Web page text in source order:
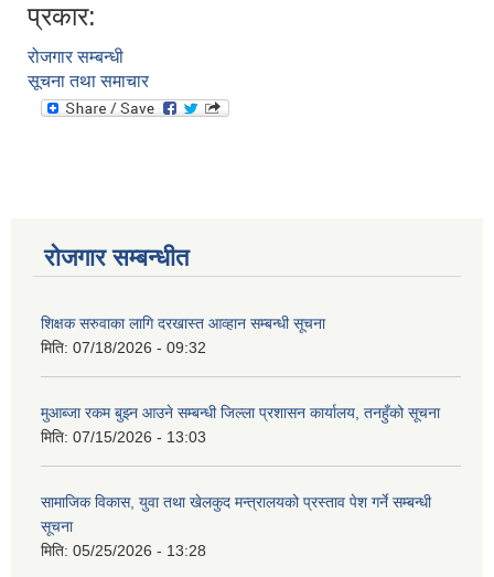
प्रकार:
रोजगार सम्बन्धी
सूचना तथा समाचार
रोजगार सम्बन्धीत
शिक्षक सरुवाका लागि दरखास्त आव्हान सम्बन्धी सूचना
मिति: 07/18/2026 - 09:32
मुआब्जा रकम बुझ्न आउने सम्बन्धी जिल्ला प्रशासन कार्यालय, तनहुँको सूचना
मिति: 07/15/2026 - 13:03
सामाजिक विकास, युवा तथा खेलकुद मन्त्रालयको प्रस्ताव पेश गर्ने सम्बन्धी
सूचना
मिति: 05/25/2026 - 13:28